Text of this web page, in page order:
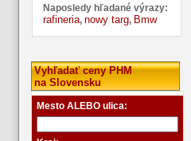
Naposledy hľadané výrazy:
rafineria, nowy targ, Bmw
Vyhľadať ceny PHM
na Slovensku
Mesto ALEBO ulica: